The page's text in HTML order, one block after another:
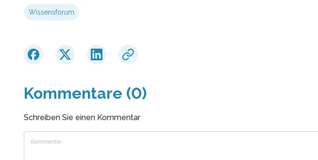
Wissensforum
Kommentare (0)
Schreiben Sie einen Kommentar